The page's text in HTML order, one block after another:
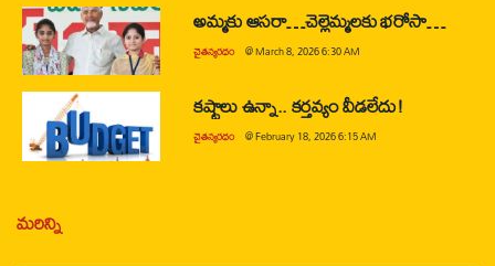
అమ్మకు ఆసరా…చెల్లెమ్మలకు భరోసా…
చైతన్యరధం @March 8, 2026 6:30 AM
కష్టాలు ఉన్నా.. కర్తవ్యం వీడలేదు!
చైతన్యరధం @February 18, 2026 6:15 AM
మరిన్ని